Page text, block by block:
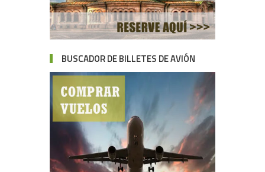
BUSCADOR DE BILLETES DE AVIÓN